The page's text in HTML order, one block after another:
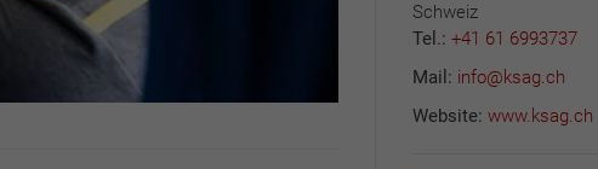
Schweiz
Tel.: +41 61 6993737
Mail: info@ksag.ch
Website: www.ksag.ch